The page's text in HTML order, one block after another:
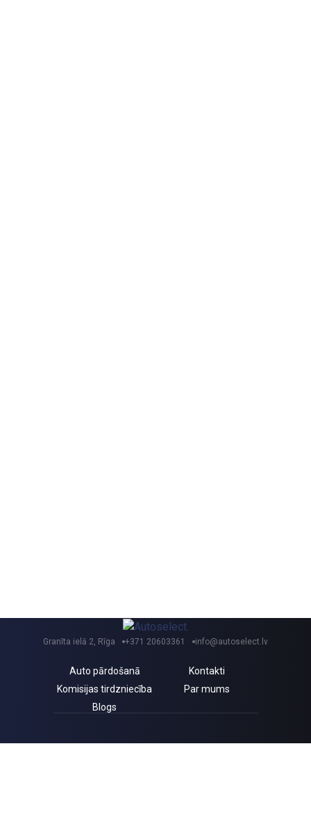
Granīta ielā 2, Rīga +371 20603361 info@autoselect.lv
Auto pārdošanā
Kontakti
Komisijas tirdzniecība
Par mums
Blogs